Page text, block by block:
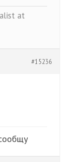
at
#15236